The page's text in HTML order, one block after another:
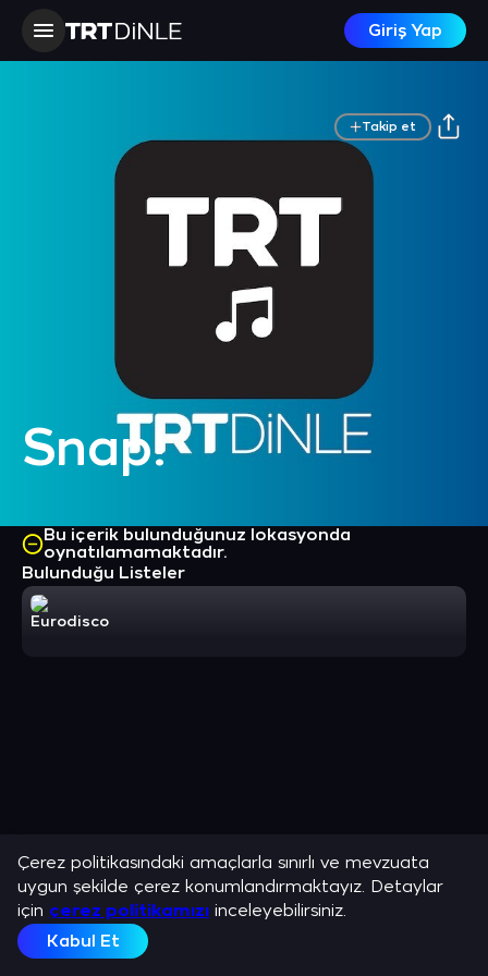
Giriş Yap
Snap!
Takip et
Bu içerik bulunduğunuz lokasyonda
oynatılamamaktadır.
Bulunduğu Listeler
Eurodisco
Çerez politikasındaki amaçlarla sınırlı ve mevzuata
uygun şekilde çerez konumlandırmaktayız. Detaylar
için çerez politikamızı inceleyebilirsiniz.
Kabul Et